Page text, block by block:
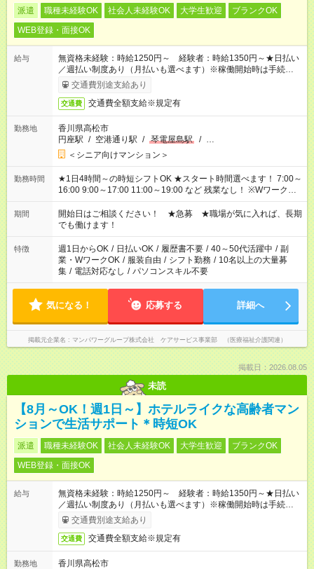
派遣 職種未経験OK 社会人未経験OK 大学生歓迎
ブランクOK
WEB登録・面接OK
給与
無資格未経験：時給1250円～ 経験者：時給1350円～★日払い
／週払い制度あり（月払いも選べます）※稼働開始時は手続き完
了次第のお支払いとなります。
交通費別途支給あり
交通費 交通費全額支給※規定有
勤務地
香川県高松市
円座駅 / 空港通り駅 / 琴電屋島駅 / …
＜シニア向けマンション＞
勤務時間
★1日4時間～の時短シフトOK ★スタート時間選べます！ 7:00～
16:00 9:00～17:00 11:00～19:00 など 残業なし！ ※Wワークの
場合、他のお仕事と合わせ週40時間超の就業はご案内できませ
ん ※法令に基づき、週20時間以上勤務は社会保険への加入対象
となります ※労働者派遣法（日雇い派遣の原則禁止）により、
短時間・短期間の就業はご案内が難しい場合があります
期間
開始日はご相談ください！ ★急募 ★職場が気に入れば、長期
でも働けます！
特徴 週1日からOK / 日払いOK / 履歴書不要 / 40～50代活躍中 / 副
業・WワークOK / 服装自由 / シフト勤務 / 10名以上の大量募
集 / 電話対応なし / パソコンスキル不要
気になる！ 応募する 詳細へ
掲載元企業名 マンパワーグループ株式会社 ケアサービス事業部 （医療福祉介護関連）
掲載日：2026.08.05
未読
【8月～OK！週1日～】ホテルライクな高齢者マン
ションで生活サポート＊時短OK
派遣 職種未経験OK 社会人未経験OK 大学生歓迎
ブランクOK
WEB登録・面接OK
給与
無資格未経験：時給1250円～ 経験者：時給1350円～★日払い
／週払い制度あり（月払いも選べます）※稼働開始時は手続き完
了次第のお支払いとなります。
交通費別途支給あり
交通費 交通費全額支給※規定有
勤務地
香川県高松市